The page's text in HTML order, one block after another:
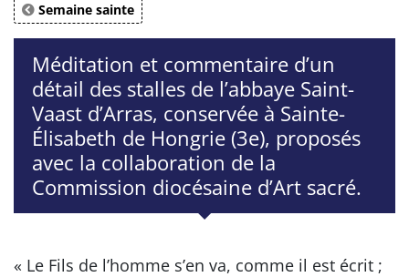
Semaine sainte
Méditation et commentaire d’un
détail des stalles de l’abbaye Saint-
Vaast d’Arras, conservée à Sainte-
Élisabeth de Hongrie (3e), proposés
avec la collaboration de la
Commission diocésaine d’Art sacré.
« Le Fils de l’homme s’en va, comme il est écrit ;